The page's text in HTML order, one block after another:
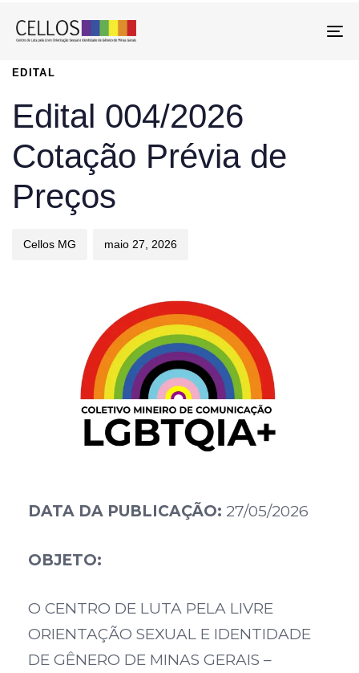
PUBLISHED
EDITAL
Edital 004/2026
Cotação Prévia de
Preços
Author
Cellos MG
Published
maio 27, 2026
DATA DA PUBLICAÇÃO: 27/05/2026
OBJETO:
O CENTRO DE LUTA PELA LIVRE
ORIENTAÇÃO SEXUAL E IDENTIDADE
DE GÊNERO DE MINAS GERAIS –